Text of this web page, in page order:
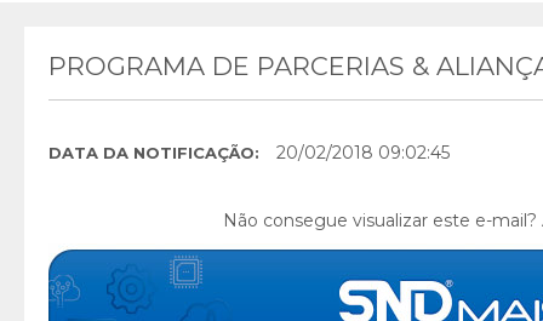
PROGRAMA DE PARCERIAS &
DATA DA NOTIFICAÇÃO: 20/02/2018 09:02:45
Não consegue visualizar este e-